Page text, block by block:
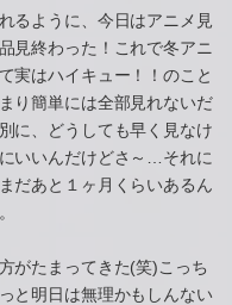
るように、今日はアニメ見
見終わった！これで冬アニ
実はハイキュー！！のこと
り簡単には全部見れないだ
に、どうしても早く見なけ
いいんだけどさ～…それに
だあと１ヶ月くらいあるん
がたまってきた(笑)こっち
と明日は無理かもしんない